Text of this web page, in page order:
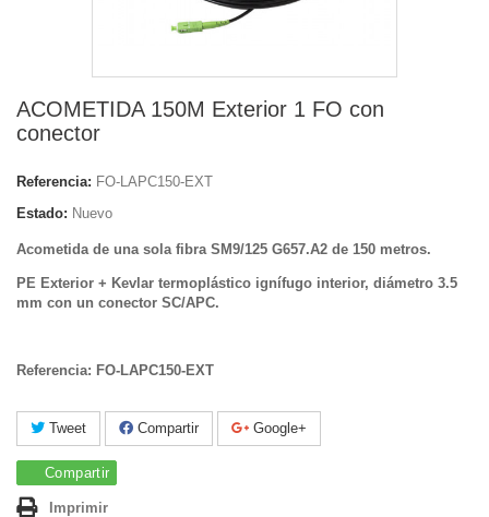
ACOMETIDA 150M Exterior 1 FO con
conector
Referencia: FO-LAPC150-EXT
Estado: Nuevo
Acometida de una sola fibra SM9/125 G657.A2 de 150 metros.
PE Exterior + Kevlar termoplástico ignífugo interior, diámetro 3.5
mm con un conector SC/APC.
Referencia: FO-LAPC150-EXT
Tweet Compartir Google+
Compartir
Imprimir